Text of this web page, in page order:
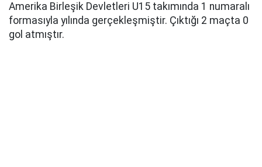
Amerika Birleşik Devletleri U15 takımında 1 numaralı
formasıyla yılında gerçekleşmiştir. Çıktığı 2 maçta 0
gol atmıştır.